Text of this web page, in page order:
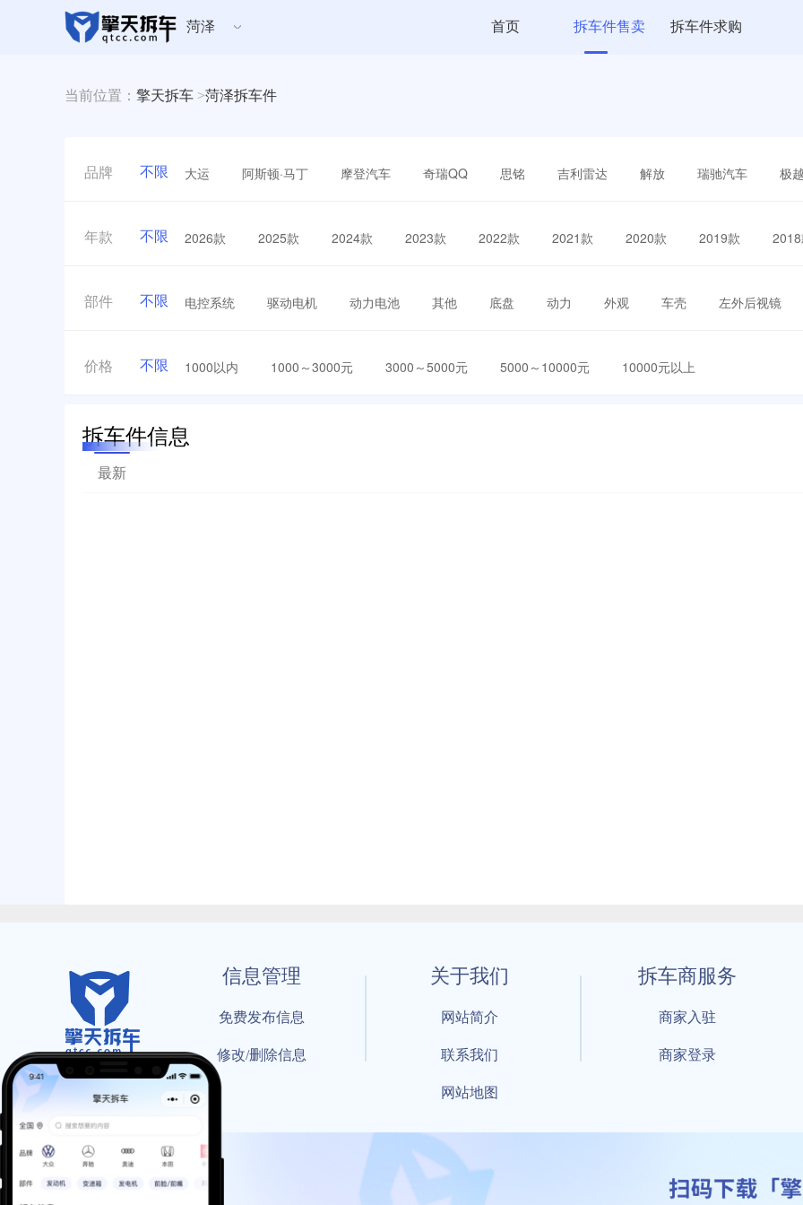
菏泽 首页 拆车件售卖 拆车件求购
当前位置： 擎天拆车 >菏泽拆车件
品牌 不限 大运 阿斯顿·马丁 摩登汽车 奇瑞QQ 思铭 吉利雷达 解放 瑞驰汽车 极
年款 不限 2026款 2025款 2024款 2023款 2022款 2021款 2020款 2019款
部件 不限 电控系统 驱动电机 动力电池 其他 底盘 动力 外观 车壳 左外后视镜
价格 不限 1000以内 1000～3000元 3000～5000元 5000～10000元 10000元以上
拆车件信息
最新
信息管理
免费发布信息
修改/删除信息
关于我们
网站简介
联系我们
网站地图
拆车商服务
商家入驻
商家登录
© 2021 By 擎天拆车-买卖拆车件，擎天拆车好省快 All Rights Reserved
工信部备案号：鲁ICP备18021004号-17 公安部备案号： 鲁公网安备